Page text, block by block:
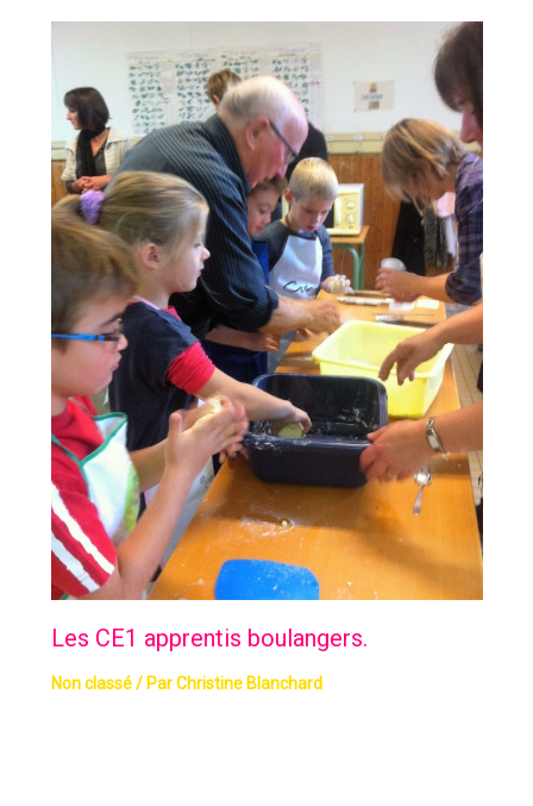
Les CE1 apprentis boulangers.
Non classé/ ParChristine Blanchard